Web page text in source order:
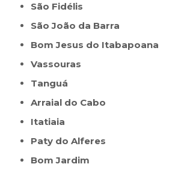
São Fidélis
São João da Barra
Bom Jesus do Itabapoana
Vassouras
Tanguá
Arraial do Cabo
Itatiaia
Paty do Alferes
Bom Jardim